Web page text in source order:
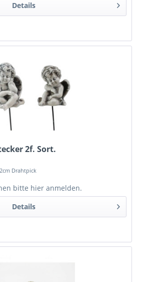
Details
2f. Sort.
Drahtpick
bitte hier anmelden.
Details